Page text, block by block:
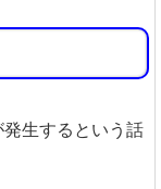
生するという話